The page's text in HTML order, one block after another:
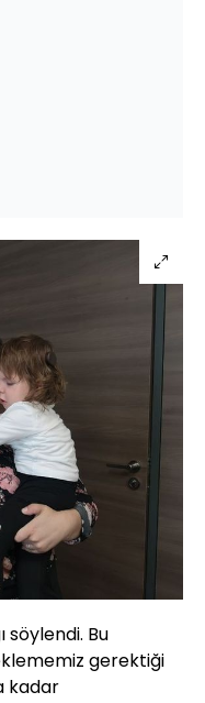
söylendi. Bu
gerektiği
kadar